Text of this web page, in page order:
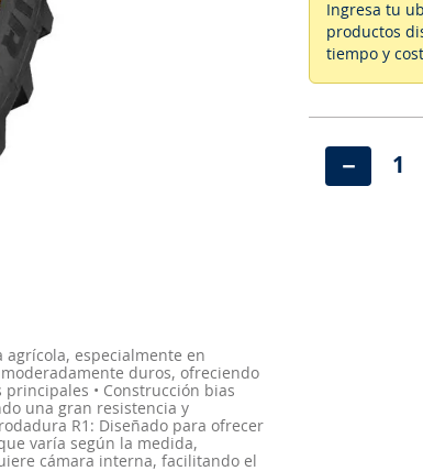
especialmente en
duros, ofreciendo
• Construcción bias
una gran resistencia y
R1: Diseñado para ofrecer
varía según la medida,
cámara interna, facilitando el
Ingresa tu
productos
tiempo y
－